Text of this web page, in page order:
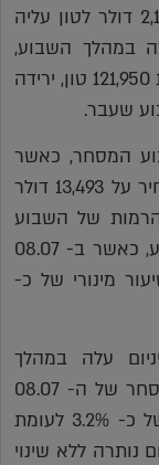
המסחר של ה- 08.07 עמד המחיר על 2,131 דולר לטון עליה
ירדה במהלך השבוע,
כאשר מלאי האבץ עמדו ב- 08.07 על רמת 121,950 טון, ירידה
המסחר, כאשר
בתום יום המסחר של ה- 08.07 עמד המחיר על 13,493 דולר
של כ- 3.8% לעומת הרמות של השבוע
שעבר. רמת המלאים עלתה במהלך השבוע, כאשר ב- 08.07
טון, עליה בשיעור מינורי של כ-
עלה במהלך
השבוע, כאשר המחיר עמד בתום יום המסחר של ה- 08.07
על רמת 1,665 דולר לטון, עליה בשיעור של כ- 3.2% לעומת
ללא שינוי